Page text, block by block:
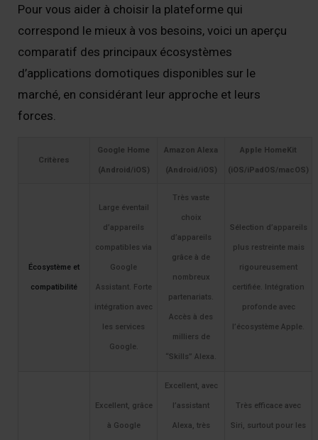
Pour vous aider à choisir la plateforme qui
correspond le mieux à vos besoins, voici un aperçu
comparatif des principaux écosystèmes
d’applications domotiques disponibles sur le
marché, en considérant leur approche et leurs
forces.
Critères
Google Home
(Android/iOS)
Amazon Alexa
(Android/iOS)
Apple HomeKit
(iOS/iPadOS/macOS)
Écosystème et
compatibilité
Large éventail
d’appareils
compatibles via
Google
Assistant. Forte
intégration avec
les services
Google.
Très vaste
choix
d’appareils
grâce à de
nombreux
partenariats.
Accès à des
milliers de
“Skills” Alexa.
Sélection d’appareils
plus restreinte mais
rigoureusement
certifiée. Intégration
profonde avec
l’écosystème Apple.
Excellent, grâce
à Google
Excellent, avec
l’assistant
Alexa, très
Très efficace avec
Siri, surtout pour les